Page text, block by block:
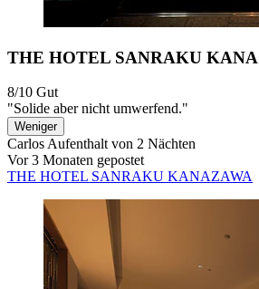
THE HOTEL SANRAKU
8/10 Gut
"Solide aber nicht umwerfend."
Weniger
Carlos Aufenthalt von 2 Nächten
Vor 3 Monaten gepostet
THE HOTEL SANRAKU KANAZAWA